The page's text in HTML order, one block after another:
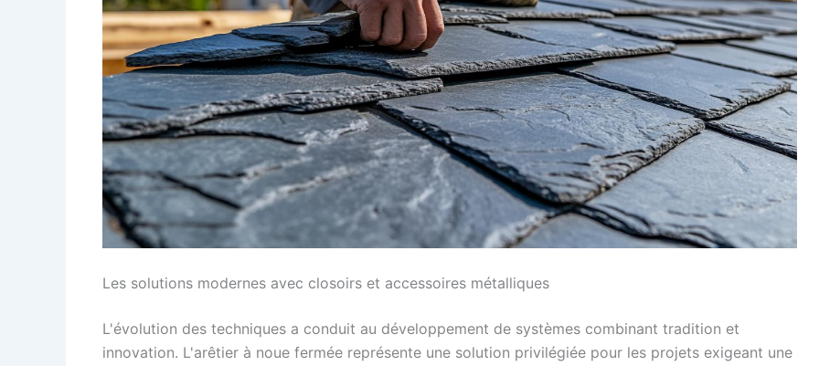
Les solutions modernes avec closoirs et accessoires métalliques
L'évolution des techniques a conduit au développement de systèmes combinant tradition et
innovation. L'arêtier à noue fermée représente une solution privilégiée pour les projets exigeant une